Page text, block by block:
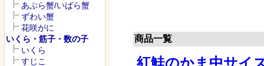
あぶら蟹/いばら蟹
ずわい蟹
花咲がに
いくら・筋子・数の子
いくら
すじこ
商品一覧
紅鮭のかま中サイ